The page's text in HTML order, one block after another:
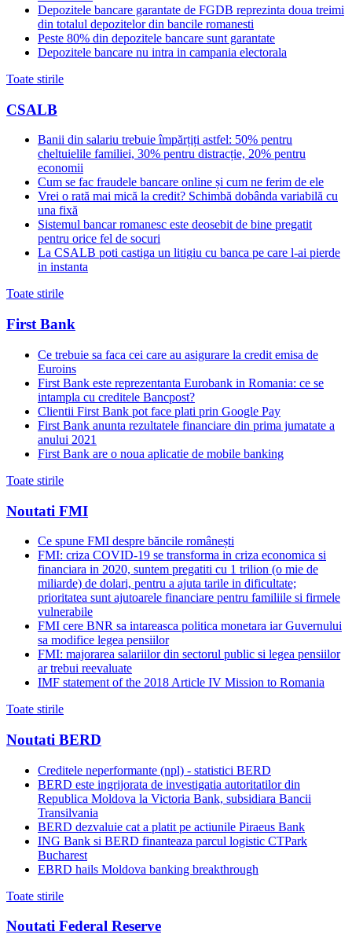
Depozitele bancare garantate de FGDB reprezinta doua treimi
din totalul depozitelor din bancile romanesti
Peste 80% din depozitele bancare sunt garantate
Depozitele bancare nu intra in campania electorala
Toate stirile
CSALB
Banii din salariu trebuie împărțiți astfel: 50% pentru
cheltuielile familiei, 30% pentru distracție, 20% pentru
economii
Cum se fac fraudele bancare online și cum ne ferim de ele
Vrei o rată mai mică la credit? Schimbă dobânda variabilă cu
una fixă
Sistemul bancar romanesc este deosebit de bine pregatit
pentru orice fel de socuri
La CSALB poti castiga un litigiu cu banca pe care l-ai pierde
in instanta
Toate stirile
First Bank
Ce trebuie sa faca cei care au asigurare la credit emisa de
Euroins
First Bank este reprezentanta Eurobank in Romania: ce se
intampla cu creditele Bancpost?
Clientii First Bank pot face plati prin Google Pay
First Bank anunta rezultatele financiare din prima jumatate a
anului 2021
First Bank are o noua aplicatie de mobile banking
Toate stirile
Noutati FMI
Ce spune FMI despre băncile românești
FMI: criza COVID-19 se transforma in criza economica si
financiara in 2020, suntem pregatiti cu 1 trilion (o mie de
miliarde) de dolari, pentru a ajuta tarile in dificultate;
prioritatea sunt ajutoarele financiare pentru familiile si firmele
vulnerabile
FMI cere BNR sa intareasca politica monetara iar Guvernului
sa modifice legea pensiilor
FMI: majorarea salariilor din sectorul public si legea pensiilor
ar trebui reevaluate
IMF statement of the 2018 Article IV Mission to Romania
Toate stirile
Noutati BERD
Creditele neperformante (npl) - statistici BERD
BERD este ingrijorata de investigatia autoritatilor din
Republica Moldova la Victoria Bank, subsidiara Bancii
Transilvania
BERD dezvaluie cat a platit pe actiunile Piraeus Bank
ING Bank si BERD finanteaza parcul logistic CTPark
Bucharest
EBRD hails Moldova banking breakthrough
Toate stirile
Noutati Federal Reserve